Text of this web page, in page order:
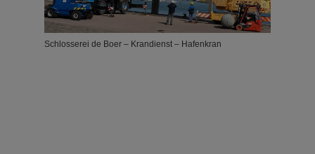
Schlosserei de Boer – Krandienst – Hafenkran